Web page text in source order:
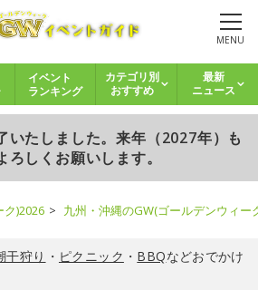
MENU
イベント
ランキング
カテゴリ別
おすすめ
最新
ニュース
いたしました。来年（2027年）も
ろしくお願いします。
)2026 九州・沖縄のGW(ゴールデンウィ
干狩り ・ ピクニック ・ BBQなどおでかけ